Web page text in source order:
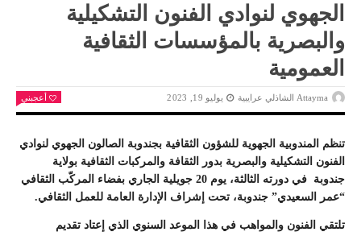
الجهوي لنوادي الفنون التشكيلية
والبصرية بالمؤسسات الثقافية
العمومية
Attayma الشاذلي عرايبية يوليو 19, 2023 أعجبني
تنظم المندوبية الجهوية للشؤون الثقافية بجندوبة الصالون الجهوي لنوادي
الفنون التشكيلية والبصرية بدور الثقافة والمركبات الثقافية بولاية
جندوبة في دورته الثالثة، يوم 20 جويلية الجاري بفضاء المركّب الثقافي
“عمر السعيدي” جندوبة، تحت إشراف الإدارة العامة للعمل الثقافي.
تلتقي الفنون والمواهب في هذا الموعد السنوي الذي إعتاد تقديم